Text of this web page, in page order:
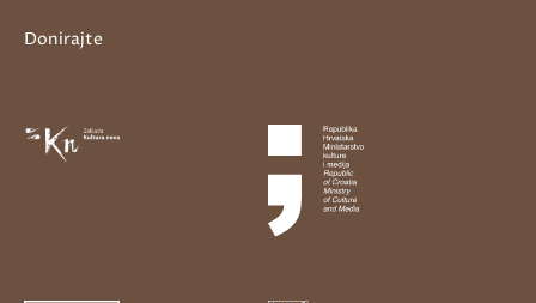
Donirajte